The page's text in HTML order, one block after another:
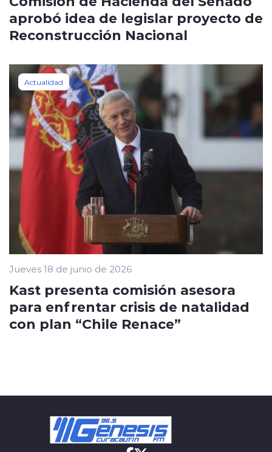
aprobó idea de legislar proyecto de
Reconstrucción Nacional
Actualidad
Jueves 18 de junio de 2026
Kast presenta comisión asesora
para enfrentar crisis de natalidad
con plan “Chile Renace”